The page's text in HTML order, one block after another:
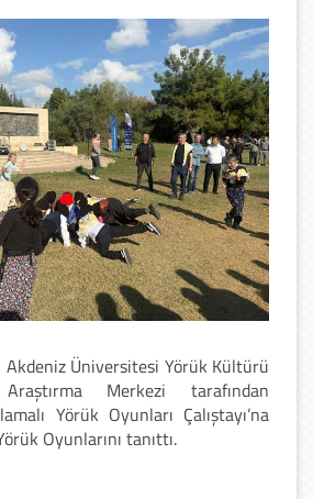
Akdeniz Üniversitesi Yörük Kültürü
Merkezi tarafından
Yörük Oyunları Çalıştayı’na
Oyunlarını tanıttı.